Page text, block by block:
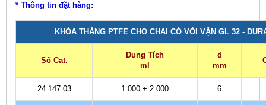
* Thông tin đặt hàng:
KHÓA THẲNG PTFE CHO CHAI CÓ VÒI VẶN GL 32 -
Số Cat.
Dung Tích
ml
d
mm
24 147 03 1 000 + 2 000 6